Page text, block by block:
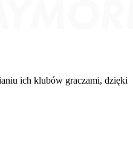
ich klubów graczami, dzięki